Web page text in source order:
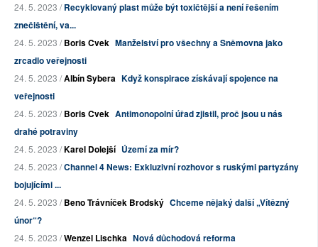
24. 5. 2023 /Recyklovaný plast může být toxičtější a není řešením
znečištění, va...
24. 5. 2023 /Boris Cvek Manželství pro všechny a Sněmovna jako
zrcadlo veřejnosti
24. 5. 2023 /Albín Sybera Když konspirace získávají spojence na
veřejnosti
24. 5. 2023 /Boris Cvek Antimonopolní úřad zjistil, proč jsou u nás
drahé potraviny
24. 5. 2023 /Karel Dolejší Území za mír?
24. 5. 2023 /Channel 4 News: Exkluzivní rozhovor s ruskými partyzány
bojujícími ...
24. 5. 2023 /Beno Trávníček Brodský Chceme nějaký další „Vítězný
únor“?
24. 5. 2023 /Wenzel Lischka Nová důchodová reforma